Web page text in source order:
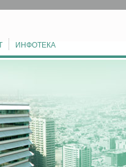
ИНФОТЕКА